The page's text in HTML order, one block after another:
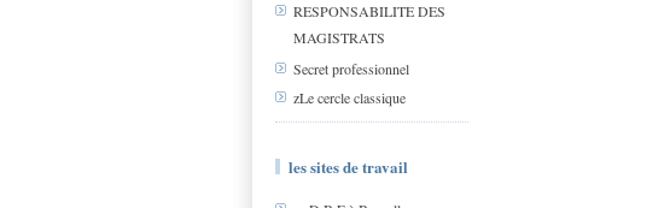
RESPONSABILITE DES
MAGISTRATS
Secret professionnel
zLe cercle classique
les sites de travail